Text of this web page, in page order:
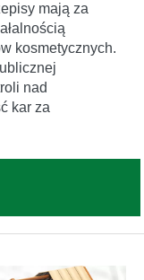
mają za
kosmetycznych.
nad
kar za